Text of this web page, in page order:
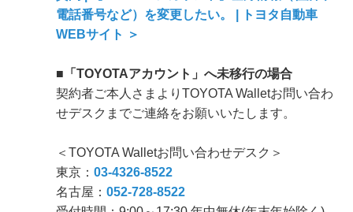
電話番号など）を変更したい。 | トヨタ自動車
WEBサイト ＞
■「TOYOTAアカウント」へ未移行の場合
契約者ご本人さまよりTOYOTA Walletお問い合わ
せデスクまでご連絡をお願いいたします。
＜TOYOTA Walletお問い合わせデスク＞
東京： 03-4326-8522
名古屋： 052-728-8522